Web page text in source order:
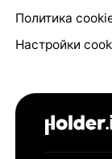
Политика
Настройки